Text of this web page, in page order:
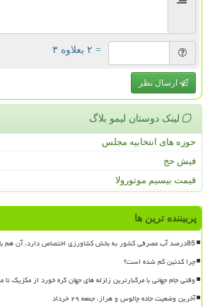
= ۲ بعلاوه ۳
ارسال نظر
لینک دوستان لیمو بلاگ
حوزه های انتخابیه مجلس
فیش حج
قیمت بیسیم موتورولا
پربیننده ترین ها
85درصد آب مصرفی کشور به بخش کشاورزی اختصاص دارد، آن هم با قیمت خیلی پایین
چرا کدئین کم شده است؟
وقتی جام جهانی با مرگبارترین زلزله های جهان گره خورد از مکزیک تا
آخرین وضعیت جاده چالوس و هراز، جمعه ۲۹ خرداد